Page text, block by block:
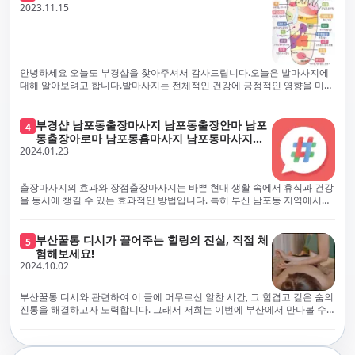
선택하는 것이 중요합니다.부산에서 러시아 홈케어를 전문으로 하는 부경샵
은, 항상 후불제로 운영하면서 청결과 안전을 가장 중요하게 여깁니다. 부산
에서 진정으로 즐거운 부산 러시아 홈케어 경험을 해보시길 바랍니다. 그렇
죠, 부경샵은 선입금을 요구하지 않아요. 부산 러시아 홈케어를 선택하기 전
에, 주의해야 할 사항들을 반드시 확인해 보세요. 선입금 관련 사기에는 항상
조심해야 합니다. 070으로 시작하는 인터넷 전화나 텔레그램 같은 메시지
앱에만 의존하는 업체는 특히 더 조심해 주세요. 이런 경우, 선입금을 하지
부경샵은 부산 출장 후불제 서비스를 모범적으로 운영하고 있으며, 명성을
악용하는 사기 업체로부터 발생할 수 있는 모든 부정행위와 간접적인 피해
를 방지하기 위해 노력하고 있어요. 만약 부경샵 을 사칭하며 선불 결제를 요
구하는 마사지 서비스를 발견하신다면, 그런 곳은 피하시고 저희에게 알려
주세요.부경샵에서는 모든 서비스가 관리사가 도착한 후에 결제하는 걸 기
본으로 해요. 부경샵은 부산에서 부산 러시아 홈케어를 전문으로 하며,
100% 후불제를 거래의 기본으로 삼고 있어요. 왜 부경샵이 특별한지 궁금하
시죠? 여기서만 느낄 수 있는 특별한 경험을 소개합니다! 부경샵과 함께라면
험을 제공해요. 준비하신 모든 것에 놀랄 준비를 하세요. 부경샵은 오랜 시간
동안 지역에서 최고의 출장업체가 되겠다는 하나의 신념으로 노력해 왔어
요.부경샵의 전통적인 서비스로, 단 한 순간도 낭비하지 않고 쌓인 피로를 풀
어드릴 거예요. 비가 오든 눈이 오든, 어디에 계시든 부경샵이 찾아가 도와드
릴게요. 부경샵의 서비스는 부산의 모든 곳, 집이든 모텔이든 호텔이든 오피
스텔이든 아파트든, 여러분을 위해 준비되어 있어요.부경샵 지역에서 가장
멀리까지 다니며, 편리함을 최우선으로 생각해요. 빠르고 효율적인 운영 시
게 조절되어, 진정한 에너지 회복을 경험하실 수 있어요.부경샵은 부산에서
전문적으로 훈련된 관리사를 다수 보유하고 있음을 자랑스럽게 여깁니다.
현대 사회의 불확실성 속에서, 부경샵은 안전을 최우선으로 여기며, 이를 위
해 100% 후불제 시행은 물론, 코로나19 상황에서도 관리사들의 건강 진단
업체에 대해서는 경계하는 것이 중요합니다. 부경샵의 접근 방식과 정책은
인천에서의 안전하고 신뢰할 수 있는 고품질 마사지 경험을 집앞에서 제공
하기 위해 고안되었습니다. 부경샵은 부산 일본인 홈케어 서비스를 전문으
로 하며, 항상 고객님의 편의와 안전을 최우선으로 고려하여 후불제 시스템
거운 마사지 경험을 보장합니다. 부경샵의 서비스는 선입금 없이 이용 가능
한 부산 일본인 홈케어로, 선입금 요구 없이 서비스를 제공함으로써 고객님
의 신뢰를 최우선으로 합니다. 이용 전 주의사항을 꼼꼼히 확인하시고, 선입
금 사기로부터 자신을 보호하는 것이 중요합니다. 부산 일본인 홈케어 서비
스를 찾으실 때는 070으로 시작하는 인터넷 전화번호나 텔레그램과 같은 메
시징 플랫폼만을 이용하는 업체에 주의해야 합니다. 이러한 서비스는 선지
급 없이 이용할 수 있어야 하며, 부경샵은 이러한 걱정 없이 안전하고 신뢰할
수 있는 서비스를 제공합니다. 부경샵은 부산 일본인 홈케어 후불제의 모범
적인 피해가 발생하지 않도록 지속적으로 노력하고 있습니다. 부경샵을 사
칭하여 선불 결제를 요구하는 마사지 서비스에 대해서는 각별한 주의가 필
요합니다. '부경샵'은 관리사의 도착 이후에 결제가 이루어지는 후불제를
기본 원칙으로 하는 부산 일본인 홈케어 전문 업체입니다. 이 운영 방식은 고
객님의 신뢰를 최우선으로 여기며, 모든 코스에서 100% 후불제를 시행하고
있습니다. 왜 부경샵이 부산에서 특별한지, 그 이유를 알려드리겠습니다.
여기서는 단순한 부산 일본인 홈케어 서비스를 넘어서, 비교 불가한 경험을
러분을 기다리고 있으니, 준비되셨나요? 부경샵은 오랜 시간 동안 지역 최
2023.11.15
안녕하세요 오늘도 부경샵을 찾아주셔서 감사드립니다.오늘은 발마사지에
대해 알아보려고 합니다.발마사지는 전체적인 건강에 긍정적인 영향을 미칠
명하겠습니다.근육 이완과 피로 완화: 발마사지는 발 아치, 발가락, 발등 등
에 위치한 다양한 근육을 이완시키는 효과가 있습니다. 일상적인 활동이나
장시간의 서있는 자세로 인해 긴장된 발 근육을 느슨하게 만들어주어 편안
함을 제공합니다. 이는 근육의 유연성을 향상시키고 근육의 혈액순환을 촉
진하는 데 도움이 됩니다.혈액순환 개선: 발마사지는 혈액순환을 촉진하는
데 기여합니다. 마사지로 근육과 혈관이 이완되면 혈액이 더 원활하게 흐르
게 되어 세포와 조직에 산소와 영양소가 빠르게 공급됩니다. 이는 세포의 기
장된 근육과 신경을 완화시켜 스트레스를 감소시킵니다. 발에는 다양한 신
경과 결절이 모여있어, 발마사지를 통해 이를 자극함으로써 정신적인 편안
함을 제공하는데 도움이 됩니다. 이는 스트레스 호르몬의 감소와 함께 심신
의 안정을 촉진합니다.면역 시스템 강화: 정기적인 발마사지는 면역 시스템
의 활동을 촉진하여 감염 및 질병에 대한 저항력을 향상시킬 수 있습니다. 마
사지는 림프순환을 촉진하고 세포 배출물을 제거함으로써 면역 시스템을 지
원합니다.숙면 유도: 발마사지는 긴장된 근육과 신경을 완화시켜 수면에 도
특정 포인트를 자극함으로써 소화 기능을 개선하는데 도움이 될 수 있습니
4 부경샵 남포동출장마사지 남포동출장안마 남포
동출장아로마 남포동홈마사지 남포동마사지출
장
2024.01.23
출장마사지의 효과와 장점출장마사지는 바쁜 현대 생활 속에서 휴식과 건강
을 동시에 챙길 수 있는 효과적인 방법입니다. 특히 부산 남포동 지역에서
와 신체적, 정신적 피로를 효과적으로 완화합니다. 전문 마사지사의 숙련된
손길은 긴장된 근육을 이완시키고, 스트레스 호르몬 수치를 감소시켜 마음
의 안정을 가져다 줍니다. 이는 일상의 업무 효율성을 높이고, 전반적인 삶의
질을 향상시키는 데 기여합니다.근육 이완과 유연성 향상:꾸준한 출장마사
지는 근육의 긴장과 경직을 해소하고 유연성을 향상시킵니다. 이는 운동 성
능을 개선하고, 근골격계 문제 및 부상 예방에 도움이 됩니다. 또한, 규칙적
인 마사지는 자세 개선에도 긍정적인 영향을 미칩니다.혈액 순환 촉진과 신
촉진합니다. 이는 신진대사를 활성화하고, 독소 배출을 돕습니다. 결과적으
5 부산꿀통 디시가 끌어주는 힐링의 진실, 직접 체
험해보세요!
2024.10.02
부산꿀통 디시와 관련하여 이 글에 머무르신 알찬 시간, 그 힘겹고 깊은 숨의
진통을 해결하고자 노력합니다. 그래서 저희는 이번에 부산에서 만나볼 수
그 해결책을 찾는 것이 어려운 상황을 맞이하는 경우가 많습니다. 부산꿀통